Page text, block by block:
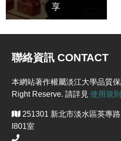
享
聯絡資訊 CONTACT
本網站著作權屬淡江大學品質
Right Reserve. 請詳見 使用規則
251301 新北市淡水區英專
I801室